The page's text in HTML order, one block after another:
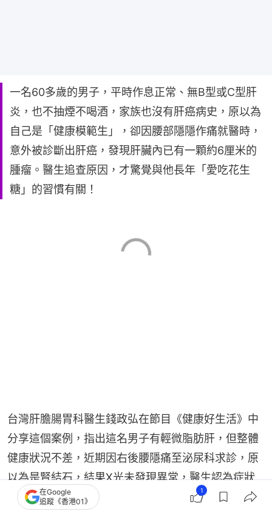
一名60多歲的男子，平時作息正常、無B型或C型肝
炎，也不抽煙不喝酒，家族也沒有肝癌病史，原以為
自己是「健康模範生」，卻因腰部隱隱作痛就醫時，
意外被診斷出肝癌，發現肝臟內已有一顆約6厘米的
腫瘤。醫生追查原因，才驚覺與他長年「愛吃花生
糖」的習慣有關！
台灣肝膽腸胃科醫生錢政弘在節目《健康好生活》中
分享這個案例，指出這名男子有輕微脂肪肝，但整體
健康狀況不差，近期因右後腰隱痛至泌尿科求診，原
以為是腎結石，結果X光未發現異常，醫生認為症狀
不像泌尿道問題，轉介他到肝膽腸胃科進一步檢查。
在Google
追蹤《香港01》
1